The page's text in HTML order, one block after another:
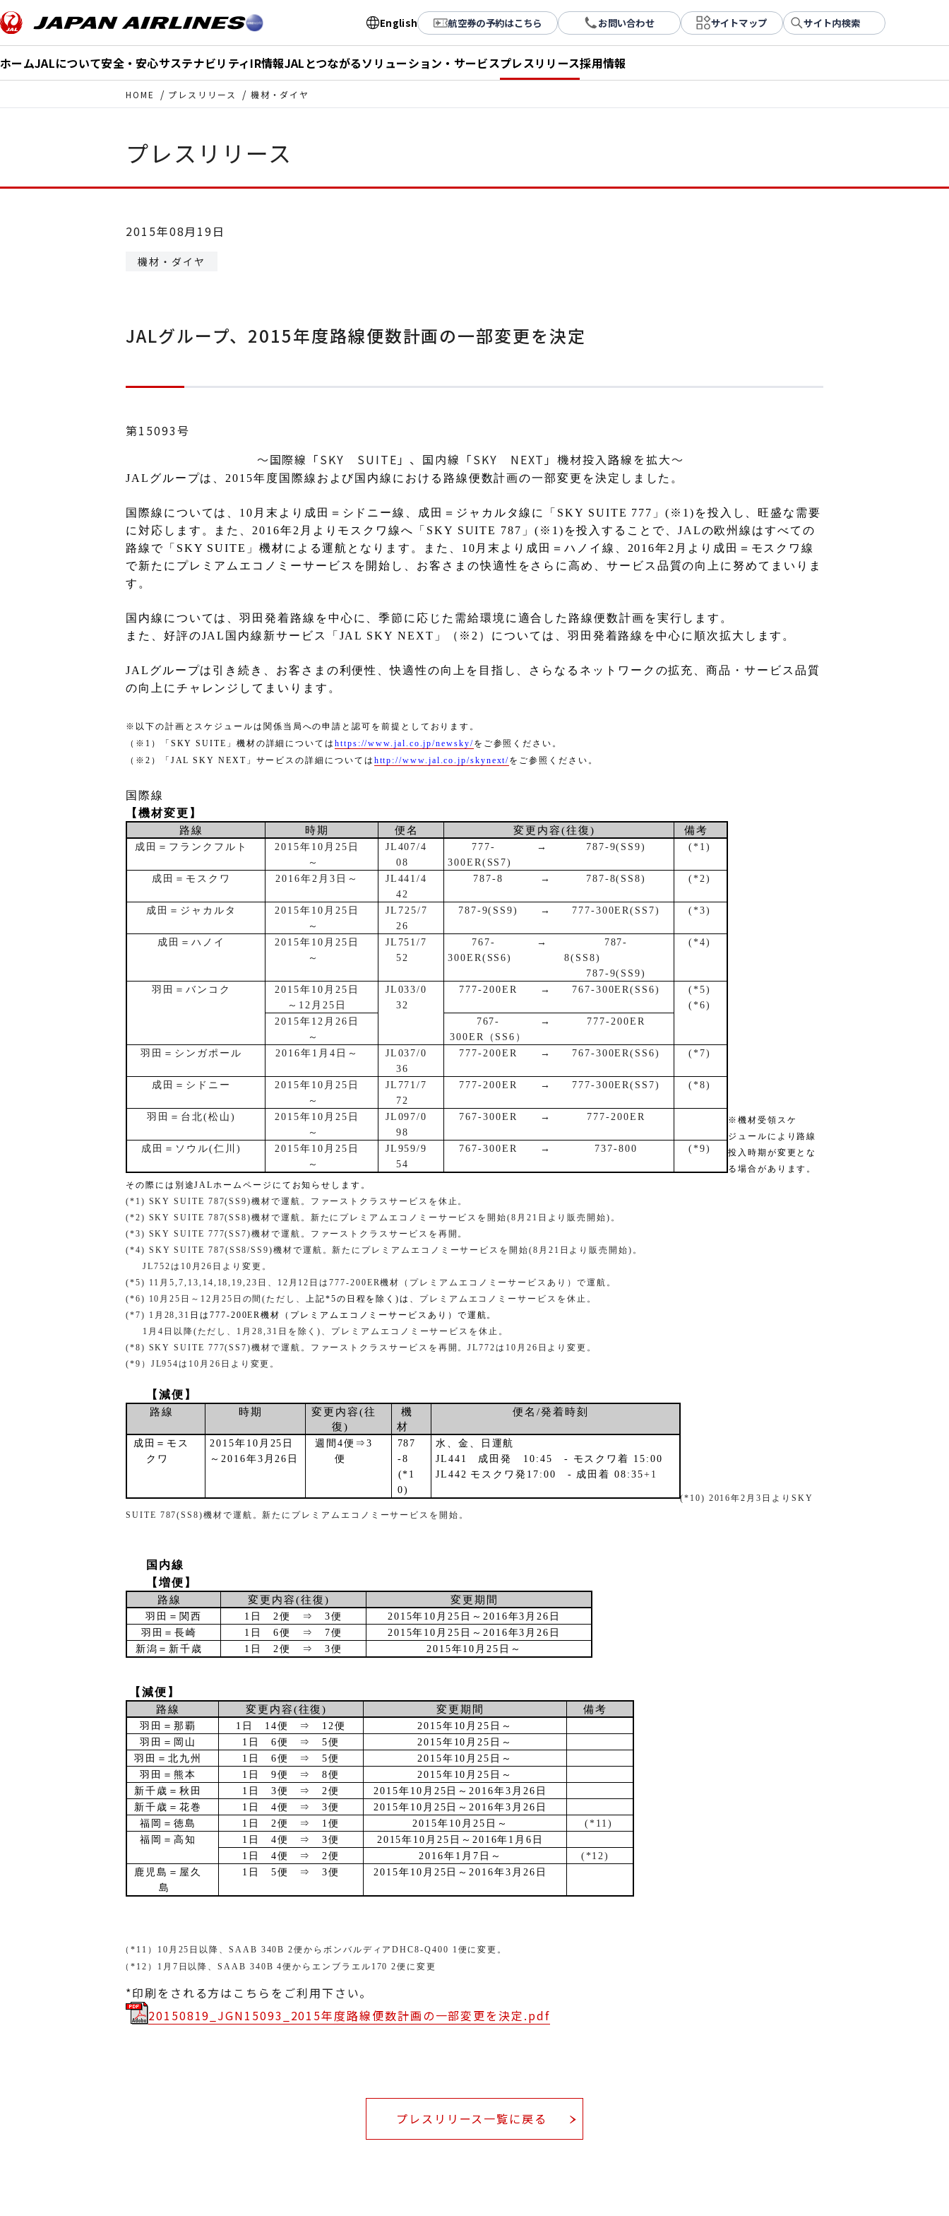
English 航空券の予約はこちら お問い合わせ サイトマップ サイト内検索
ホームJALについて安全・安心サステナビリティIR情報JALとつながるソリューション・サービスプレスリリース採用情報
HOME プレスリリース 機材・ダイヤ
プレスリリース
2015年08月19日
機材・ダイヤ
JALグループ、2015年度路線便数計画の一部変更を決定
第15093号
～国際線「SKY SUITE」、国内線「SKY NEXT」機材投入路線を拡大～
JAL グループは、2015年度国際線および国内線における路線便数計画の一部変更を決定しました。
国際線については、 10 月末より成田＝シドニー線、成田＝ジャカルタ線に「 SKY SUITE 777 」( ※ 1) を投入し、旺盛な需要
に対応します。また、2016年2 月よりモスクワ線へ「 SKY SUITE 787 」 ( ※ 1) を投入することで、 JALの欧州線はすべての
路線で「 SKY SUITE 」機材による運航となります。また、 10月末より成田＝ハノイ線、 2016年2 月より成田＝モスクワ線
で新たにプレミアムエコノミーサービスを開始し、お客さまの快適性をさらに高め、サービス品質の向上に努めてまいりま
す。
国内線については、羽田発着路線を中心に、季節に応じた需給環境に適合した路線便数計画を実行します。
また、好評のJAL 国内線新サービス「 JAL SKY NEXT 」（※2 ）については、羽田発着路線を中心に順次拡大します。
JAL グループは引き続き、お客さまの利便性、快適性の向上を目指し、さらなるネットワークの拡充、商品・サービス品質
の向上にチャレンジしてまいります。
※以下の計画とスケジュールは関係当局への申請と認可を前提としております。
（※ 1 ）「 SKY SUITE 」機材の詳細についてはhttps://www.jal.co.jp/newsky/をご参照ください。
（※ 2 ）「 JAL SKY NEXT 」サービスの詳細については http://www.jal.co.jp/skynext/をご参照ください。
国際線
【機材変更】
路線 時期 便名 変更内容(往復) 備考
成田＝フランクフルト 2015年 10 月 25 日
～
JL407/4
08
777-
300ER(SS7)
→ 787-9(SS9) (*1)
成田＝モスクワ 2016年 2 月 3 日～
JL441/4
42
787-8 → 787-8(SS8) (*2)
成田＝ジャカルタ 2015年 10 月 25 日
～
JL725/7
26
787-9(SS9) → 777-300ER(SS7) (*3)
成田＝ハノイ 2015年 10 月 25 日
～
JL751/7
52
767-
300ER(SS6)
→
787-
8(SS8)
787-9(SS9)
(*4)
羽田＝バンコク 2015年 10 月 25 日
～ 12 月 25 日
JL033/0
32
777-200ER → 767-300ER(SS6)
(*5)
(*6)
2015年 12 月 26 日
～
767-
300ER
（ SS6 ）
→ 777-200ER
羽田＝シンガポール 2016年 1 月 4 日～
JL037/0
36
777-200ER → 767-300ER(SS6) (*7)
成田＝シドニー 2015年 10 月 25 日
～
JL771/7
72
777-200ER → 777-300ER(SS7) (*8)
羽田＝台北(松山 ) 2015年 10 月 25 日
～
JL097/0
98
767-300ER → 777-200ER
成田＝ソウル(仁川 ) 2015年 10 月 25 日
～
JL959/9
54
767-300ER → 737-800 (*9)
※機材受領スケ
ジュールにより路線
投入時期が変更とな
る場合があります。
その際には別途JALホームページにてお知らせします。
(*1) SKY SUITE 787(SS9)機材で運航。ファーストクラスサービスを休止。
(*2) SKY SUITE 787(SS8)機材で運航。新たにプレミアムエコノミーサービスを開始(8 月 21 日より販売開始) 。
(*3) SKY SUITE 777(SS7)機材で運航。ファーストクラスサービスを再開。
(*4) SKY SUITE 787(SS8/SS9)機材で運航。新たにプレミアムエコノミーサービスを開始(8 月 21 日より販売開始) 。
JL752は 10 月26 日より変更。
(*5) 11 月5,7,13,14,18,19,23 日、 12 月 12 日は777-200ER機材（プレミアムエコノミーサービスあり）で運航。
(*6) 10 月25 日～ 12 月 25 日の間(ただし、 上記*5の日程を除く)は、 プレミアムエコノミーサービスを休止。
(*7) 1 月 28,31 日は777-200ER機材（プレミアムエコノミーサービスあり）で運航。
1 月 4 日以降(ただし、 1 月28,31 日を除く) 、プレミアムエコノミーサービスを休止。
(*8) SKY SUITE 777(SS7)機材で運航。ファーストクラスサービスを再開。JL772は 10 月 26 日より変更。
(*9 ） JL954は 10 月 26 日より変更。
【減便】
路線 時期 変更内容(往
復)
機
材
便名/発着時刻
成田＝モス
クワ
2015年 10 月 25 日
～ 2016年3 月 26 日
週間4便⇒ 3
便
787
-8
(*1
0)
水、金、日運航
JL441
成田発 10:45 - モスクワ着 15:00
JL442 モスクワ発 17:00 - 成田着08:35+1
(*10) 2016年2 月3 日より SKY
SUITE 787(SS8)機材で運航。新たにプレミアムエコノミーサービスを開始。
国内線
【増便】
路線 変更内容(往復) 変更期間
羽田＝関西 1 日 2便 ⇒ 3便 2015年 10 月 25 日～ 2016年3 月 26 日
羽田＝長崎
1 日6便 ⇒ 7便 2015年 10 月 25 日～ 2016年3 月 26 日
新潟＝新千歳
1 日 2便 ⇒ 3便 2015年10 月 25 日～
【減便】
路線 変更内容(往復) 変更期間 備考
羽田＝那覇 1 日 14便 ⇒ 12便 2015年 10 月 25 日～
羽田＝岡山
1 日 6便 ⇒5便 2015年 10 月 25 日～
羽田＝北九州
1 日 6便 ⇒5便 2015年 10 月 25 日～
羽田＝熊本
1 日 9便 ⇒8便 2015年 10 月 25 日～
新千歳＝秋田
1 日 3便 ⇒ 2便 2015年 10 月 25 日～ 2016年3 月 26 日
新千歳＝花巻
1 日 4便 ⇒3便 2015年 10 月 25 日～ 2016年3 月 26 日
福岡＝徳島
1 日 2 便 ⇒ 1便 2015年 10 月 25 日～
(*11)
福岡＝高知
1 日 4便 ⇒3便 2015年 10 月 25 日～ 2016年 1 月6 日
1 日 4便 ⇒ 2便 2016年 1 月 7 日～
(*12)
鹿児島＝屋久
島
1 日 5便 ⇒3便 2015年 10 月 25 日～ 2016年3 月 26 日
（*11 ） 10 月 25 日以降、SAAB 340B 2便からボンバルディアDHC8-Q400 1 便に変更。
（*12 ） 1 月 7 日以降、SAAB 340B 4便からエンブラエル 170 2便に変更
*印刷をされる方はこちらをご利用下さい。
20150819_JGN15093_2015年度路線便数計画の一部変更を決定.pdf
プレスリリース一覧に戻る